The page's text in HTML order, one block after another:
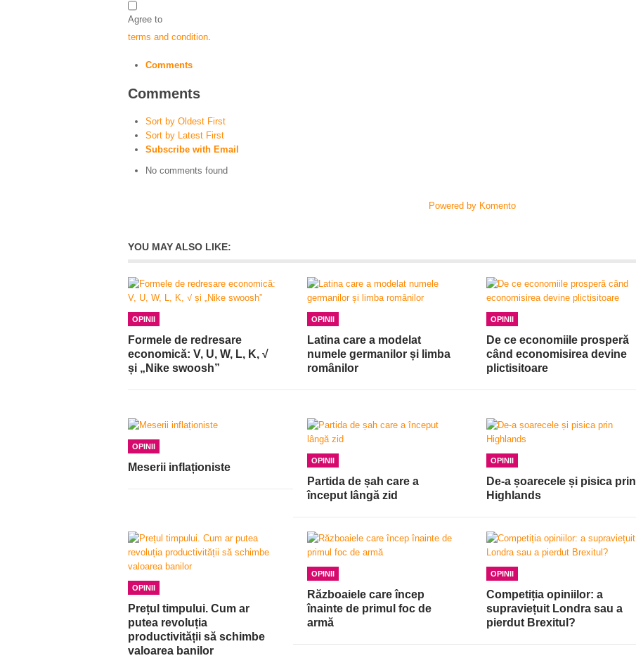
Agree to
terms and condition
Comments
Comments
Sort by Oldest First
Sort by Latest First
Subscribe with Email
No comments found
Powered by Komento
YOU MAY ALSO LIKE:
OPINII
Formele de redresare
economică: V, U, W, L, K, √
și „Nike swoosh”
OPINII
Latina care a modelat
numele germanilor și limba
românilor
OPINII
De ce economiile prosperă
când economisirea devine
plictisitoare
OPINII
Meserii inflaționiste
OPINII
Partida de șah care a
început lângă zid
OPINII
De-a șoarecele și pisica prin
Highlands
OPINII
Prețul timpului. Cum ar
putea revoluția
productivității să schimbe
valoarea banilor
OPINII
Războaiele care încep
înainte de primul foc de
armă
OPINII
Competiția opiniilor: a
supraviețuit Londra sau a
pierdut Brexitul?